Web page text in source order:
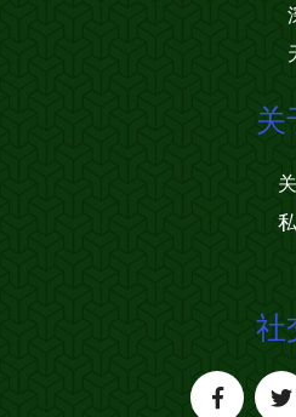
关
社